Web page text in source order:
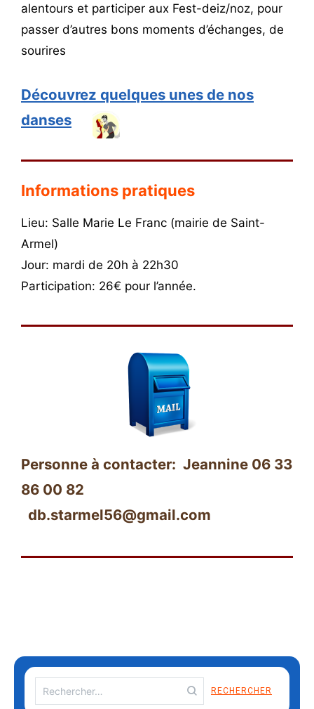
alentours et participer aux Fest-deiz/noz, pour
passer d’autres bons moments d’échanges, de
sourires
Découvrez quelques unes de nos
danses
Informations pratiques
Lieu: Salle Marie Le Franc (mairie de Saint-
Armel)
Jour: mardi de 20h à 22h30
Participation: 26€ pour l’année.
Personne à contacter: Jeannine 06 33
86 00 82
db.starmel56@gmail.com